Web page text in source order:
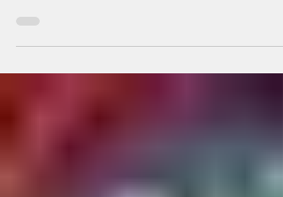
Neurofeedback pētījumi Eiropā: ADHD,
RigaBrain® pieeju.